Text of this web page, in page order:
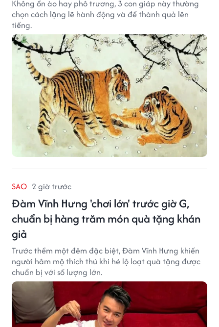
Không ồn ào hay phô trương, 3 con giáp này thường
chọn cách lặng lẽ hành động và để thành quả lên
tiếng.
SAO 2 giờ trước
Đàm Vĩnh Hưng 'chơi lớn' trước giờ G,
chuẩn bị hàng trăm món quà tặng khán
giả
Trước thềm một đêm đặc biệt, Đàm Vĩnh Hưng khiến
người hâm mộ thích thú khi hé lộ loạt quà tặng được
chuẩn bị với số lượng lớn.